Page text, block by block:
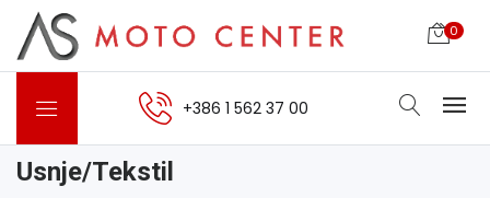
0
+386 1 562 37 00
Usnje/Tekstil